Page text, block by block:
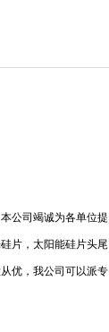
公司竭诚为各单位提
片，太阳能硅片头尾
优，我公司可以派专